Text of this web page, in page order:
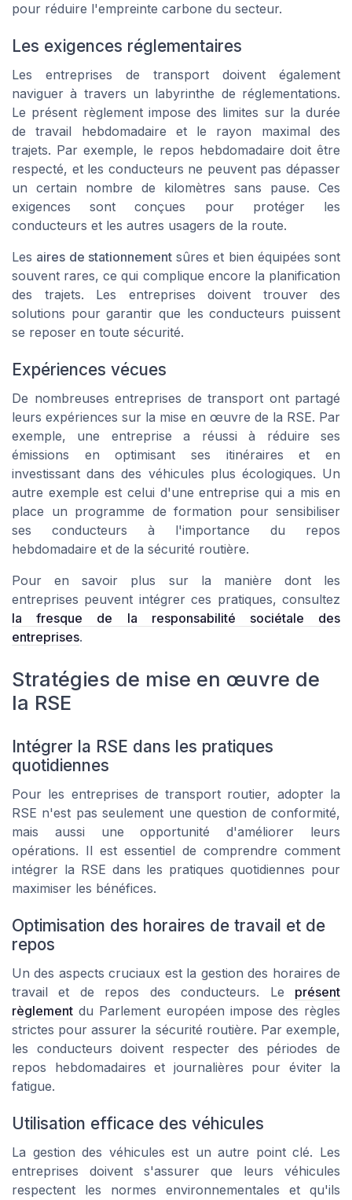
pour réduire l'empreinte carbone du secteur.
Les exigences réglementaires
Les entreprises de transport doivent également
naviguer à travers un labyrinthe de réglementations.
Le présent règlementimpose des limites sur la durée
de travail hebdomadaire et le rayon maximal des
trajets. Par exemple, le repos hebdomadaire doit être
respecté, et les conducteurs ne peuvent pas dépasser
un certain nombre de kilomètres sans pause. Ces
exigences sont conçues pour protéger les
conducteurs et les autres usagers de la route.
Les aires de stationnementsûres et bien équipées sont
souvent rares, ce qui complique encore la planification
des trajets. Les entreprises doivent trouver des
solutions pour garantir que les conducteurs puissent
se reposer en toute sécurité.
Expériences vécues
De nombreuses entreprises de transport ont partagé
leurs expériences sur la mise en œuvre de la RSE. Par
exemple, une entreprise a réussi à réduire ses
émissions en optimisant ses itinéraires et en
investissant dans des véhicules plus écologiques. Un
autre exemple est celui d'une entreprise qui a mis en
place un programme de formation pour sensibiliser
ses conducteurs à l'importance du repos
hebdomadaire et de la sécurité routière.
Pour en savoir plus sur la manière dont les
entreprises peuvent intégrer ces pratiques, consultez
la fresque de la responsabilité sociétale des
entreprises.
Stratégies de mise en œuvre de
la RSE
Intégrer la RSE dans les pratiques
quotidiennes
Pour les entreprises de transport routier, adopter la
RSE n'est pas seulement une question de conformité,
mais aussi une opportunité d'améliorer leurs
opérations. Il est essentiel de comprendre comment
intégrer la RSE dans les pratiques quotidiennes pour
maximiser les bénéfices.
Optimisation des horaires de travail et de
repos
Un des aspects cruciaux est la gestion des horaires de
travail et de repos des conducteurs. Le présent
règlement du Parlement européen impose des règles
strictes pour assurer la sécurité routière. Par exemple,
les conducteurs doivent respecter des périodes de
repos hebdomadaires et journalières pour éviter la
fatigue.
Utilisation efficace des véhicules
La gestion des véhicules est un autre point clé. Les
entreprises doivent s'assurer que leurs véhicules
respectent les normes environnementales et qu'ils